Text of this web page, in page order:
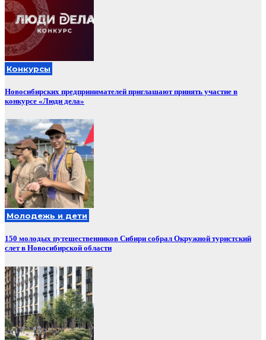
Конкурсы
Новосибирских предпринимателей приглашают принять участие в
конкурсе «Люди дела»
Молодежь и дети
150 молодых путешественников Сибири собрал Окружной туристский
слет в Новосибирской области